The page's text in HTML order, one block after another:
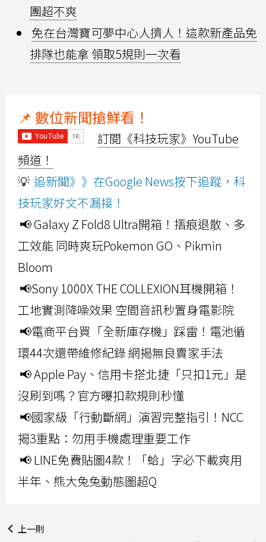
團超不爽
免在台灣寶可夢中心人擠人！這款新產品免
排隊也能拿 領取5規則一次看
📌 數位新聞搶鮮看！
訂閱《科技玩家》YouTube
頻道！
💡 追新聞》》在Google News按下追蹤，科
技玩家好文不漏接！
📢 Galaxy Z Fold8 Ultra開箱！摺痕退散、多
工效能 同時爽玩Pokemon GO、Pikmin
Bloom
📢Sony 1000X THE COLLEXION耳機開箱！
工地實測降噪效果 空間音訊秒置身電影院
📢電商平台買「全新庫存機」踩雷！電池循
環44次還帶維修紀錄 網揭無良賣家手法
📢 Apple Pay、信用卡搭北捷「只扣1元」是
沒刷到嗎？官方曝扣款規則秒懂
📢國家級「行動斷網」演習完整指引！NCC
揭3重點：勿用手機處理重要工作
📢 LINE免費貼圖4款！「蛤」字必下載爽用
半年、熊大兔兔動態圖超Q
上一則